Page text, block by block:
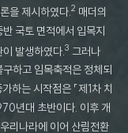
을 제시하였다.2 매더의
국토 면적에서 입목지
발생하였다. 3 그러나
하고 임목축적은 정체되
하는 시작점은 「제1차 치
년대 초반이다. 이후 개
리나라에 이어 산림전환